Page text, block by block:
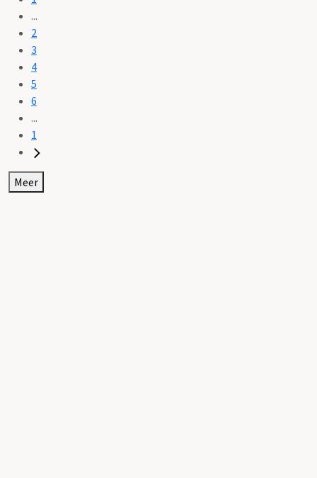
...
2
3
4
5
6
...
1
Meer